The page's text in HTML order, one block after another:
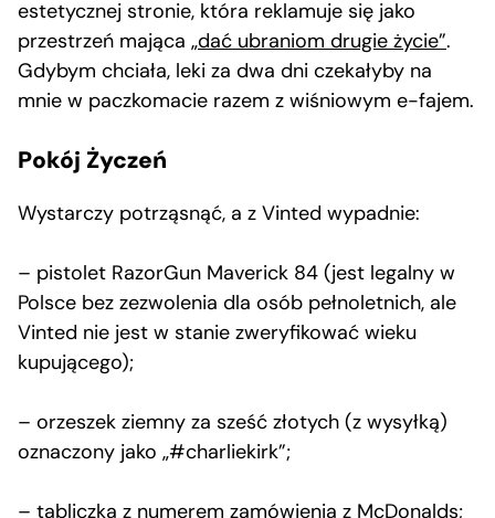
estetycznej stronie, która reklamuje się jako
przestrzeń mająca „dać ubraniom drugie życie”.
Gdybym chciała, leki za dwa dni czekałyby na
mnie w paczkomacie razem z wiśniowym e-fajem.
Pokój Życzeń
Wystarczy potrząsnąć, a z Vinted wypadnie:
– pistolet RazorGun Maverick 84 (jest legalny w
Polsce bez zezwolenia dla osób pełnoletnich, ale
Vinted nie jest w stanie zweryfikować wieku
kupującego);
– orzeszek ziemny za sześć złotych (z wysyłką)
oznaczony jako „#charliekirk”;
– tabliczka z numerem zamówienia z McDonalds;